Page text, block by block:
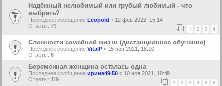
Надёжный нелюбимый или грубый любимый - что
выбрать?
Последнее сообщение Leopold « 12 фев 2022, 15:14
Ответы: 73 1 2 3 4
Сложности семейной жизни (дистанционное обучение)
Последнее сообщение VitalP « 15 ноя 2021, 18:10
Ответы: 6
Беременная женщина осталась одна
Последнее сообщение ирина49-50 « 10 ноя 2021, 10:49
Ответы: 119 1 2 3 4 5 6